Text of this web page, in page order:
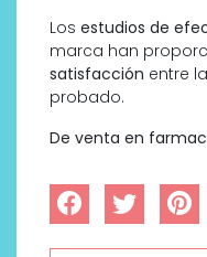
Los estudios de
marca han
satisfacción entre
probado.
De venta en